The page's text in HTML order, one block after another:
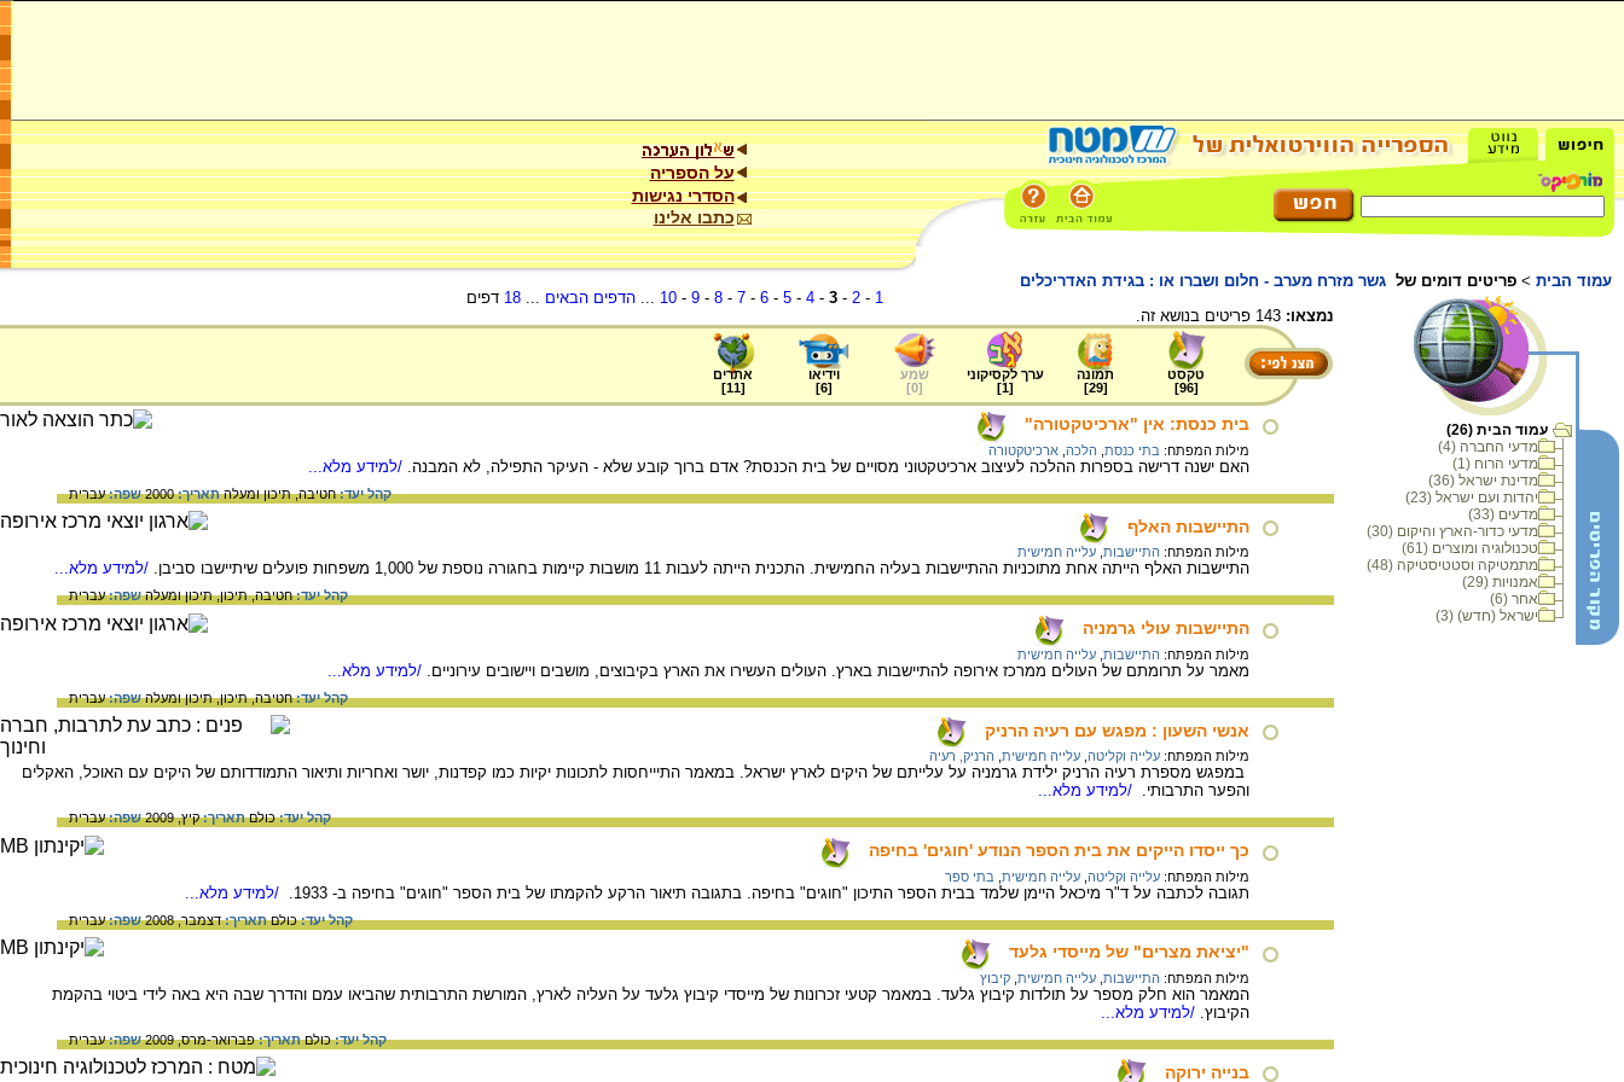
על הספריה
הסדרי נגישות
כתבו אלינו
עמוד הבית > פריטים דומים של גשר מזרח מערב - חלום ושברו או : בגידת האדריכלים
עמוד הבית (26)
מדעי החברה (4)
מדעי הרוח (1)
מדינת ישראל (36)
יהדות ועם ישראל (23)
מדעים (33)
מדעי כדור-הארץ והיקום (30)
טכנולוגיה ומוצרים (61)
מתמטיקה וסטטיסטיקה (48)
אמנויות (29)
אחר (6)
ישראל (חדש) (3)
1
-
2
-
3
-
4
-
5
-
6
-
7
-
8
-
9
-
10
...הדפים הבאים ...
18 דפים
נמצאו:
טקסט
[
96
]
תמונה
[
29
]
ערך לקסיקוני
[
1
]
שמע
[
0
]
וידיאו
[
6
]
אתרים
[
11
]
בית כנסת: אין "ארכיטקטורה"
מילות המפתח: בתי כנסת הלכה ארכיטקטורה
האם ישנה דרישה בספרות ההלכה לעיצוב ארכיטקטוני מסויים של בית הכנסת? אדם ברוך קובע שלא - העיקר התפילה, לא המבנה. /למידע מלא...
קהל יעד:חטיבה,תיכון ומעלהתאריך:2000 שפה:עברית
התיישבות האלף
מילות המפתח: התיישבות עלייה חמישית
התיישבות האלף הייתה אחת מתוכניות ההתיישבות בעליה החמישית. התכנית הייתה לעבות 11 מושבות קיימות בחגורה נוספת של 1,000 משפחות פועלים שיתיישבו סביבן. /למידע מלא...
קהל יעד:חטיבה,תיכון,תיכון ומעלהשפה:עברית
התיישבות עולי גרמניה
מילות המפתח: התיישבות עלייה חמישית
מאמר על תרומתם של העולים ממרכז אירופה להתיישבות בארץ. העולים העשירו את הארץ בקיבוצים, מושבים ויישובים עירוניים. /למידע מלא...
קהל יעד:חטיבה,תיכון,תיכון ומעלהשפה:עברית
אנשי השעון : מפגש עם רעיה הרניק
מילות המפתח: עלייה וקליטה עלייה חמישית הרניק, רעיה
במפגש מספרת רעיה הרניק ילידת גרמניה על עלייתם של היקים לארץ ישראל. במאמר התיייחסות לתכונות יקיות כמו קפדנות, יושר ואחריות ותיאור התמודדותם של היקים עם האוכל, האקלים
והפער התרבותי. /למידע מלא...
קהל יעד:כולםתאריך:קיץ, 2009 שפה:עברית
כך ייסדו הייקים את בית הספר הנודע 'חוגים' בחיפה
מילות המפתח: עלייה וקליטה עלייה חמישית בתי ספר
תגובה לכתבה על ד"ר מיכאל היימן שלמד בבית הספר התיכון "חוגים" בחיפה. בתגובה תיאור הרקע להקמתו של בית הספר "חוגים" בחיפה ב- 1933. /למידע מלא...
קהל יעד:כולםתאריך:דצמבר, 2008 שפה:עברית
"יציאת מצרים" של מייסדי גלעד
מילות המפתח: התיישבות עלייה חמישית קיבוץ
המאמר הוא חלק מספר על תולדות קיבוץ גלעד. במאמר קטעי זכרונות של מייסדי קיבוץ גלעד על העליה לארץ, המורשת התרבותית שהביאו עמם והדרך שבה היא באה לידי ביטוי בהקמת
הקיבוץ. /למידע מלא...
קהל יעד:כולםתאריך:פברואר-מרס, 2009 שפה:עברית
בנייה ירוקה